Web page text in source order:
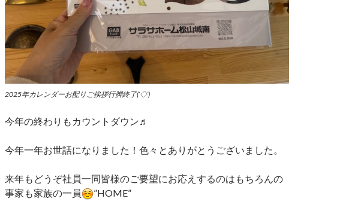
2025年カレンダーお配りご挨拶行脚終了(‘◇’)ゞ
今年の終わりもカウントダウン♬
今年一年お世話になりました！色々とありがとうございました。
来年もどうぞ社員一同皆様のご要望にお応えするのはもちろんの
事家も家族の一員
”HOME”